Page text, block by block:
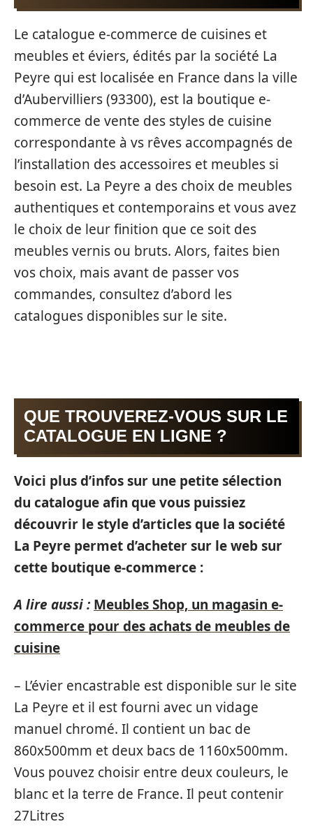
Le catalogue e-commerce de cuisines et
meubles et éviers, édités par la société La
Peyre qui est localisée en France dans la ville
d’Aubervilliers (93300), est la boutique e-
commerce de vente des styles de cuisine
correspondante à vs rêves accompagnés de
l’installation des accessoires et meubles si
besoin est. La Peyre a des choix de meubles
authentiques et contemporains et vous avez
le choix de leur finition que ce soit des
meubles vernis ou bruts. Alors, faites bien
vos choix, mais avant de passer vos
commandes, consultez d’abord les
catalogues disponibles sur le site.
QUE TROUVEREZ-VOUS SUR LE
CATALOGUE EN LIGNE ?
Voici plus d’infos sur une petite sélection
du catalogue afin que vous puissiez
découvrir le style d’articles que la société
La Peyre permet d’acheter sur le web sur
cette boutique e-commerce :
A lire aussi : Meubles Shop, un magasin e-
commerce pour des achats de meubles de
cuisine
– L’évier encastrable est disponible sur le site
La Peyre et il est fourni avec un vidage
manuel chromé. Il contient un bac de
860x500mm et deux bacs de 1160x500mm.
Vous pouvez choisir entre deux couleurs, le
blanc et la terre de France. Il peut contenir
27Litres